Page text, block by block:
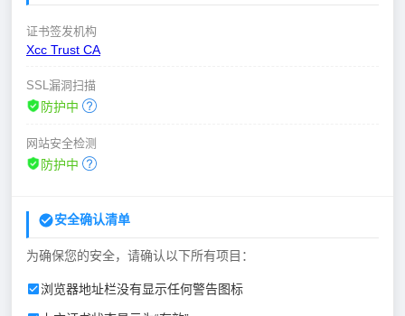
证书签发机构
Xcc Trust CA
SSL漏洞扫描
防护中
网站安全检测
防护中
安全确认清单
为确保您的安全，请确认以下所有项目：
浏览器地址栏没有显示任何警告图标